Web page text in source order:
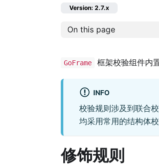
Version: 2.7.x
On this page
GoFrame 框架校验组件内
INFO
校验规则涉及到联合
均采用常用的结构体
修饰规则